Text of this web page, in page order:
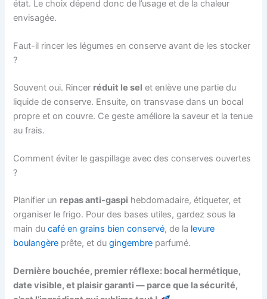
état. Le choix dépend donc de l’usage et de la chaleur
envisagée.
Faut-il rincer les légumes en conserve avant de les stocker
?
Souvent oui. Rincer réduit le sel et enlève une partie du
liquide de conserve. Ensuite, on transvase dans un bocal
propre et on couvre. Ce geste améliore la saveur et la tenue
au frais.
Comment éviter le gaspillage avec des conserves ouvertes
?
Planifier un repas anti-gaspi hebdomadaire, étiqueter, et
organiser le frigo. Pour des bases utiles, gardez sous la
main ducafé en grains bien conservé, de la levure
boulangère prête, et dugingembre parfumé.
Dernière bouchée, premier réflexe: bocal hermétique,
date visible, et plaisir garanti — parce que la sécurité,